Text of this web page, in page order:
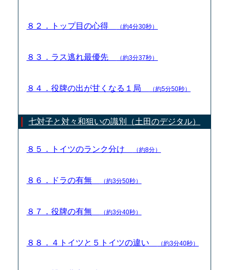
８２．トップ目の心得 （約4分30秒）
８３．ラス逃れ最優先 （約3分37秒）
８４．役牌の出が甘くなる１局 （約5分50秒）
七対子と対々和狙いの識別（土田のデジタル）
８５．トイツのランク分け （約8分）
８６．ドラの有無 （約3分50秒）
８７．役牌の有無 （約3分40秒）
８８．４トイツと５トイツの違い （約3分40秒）